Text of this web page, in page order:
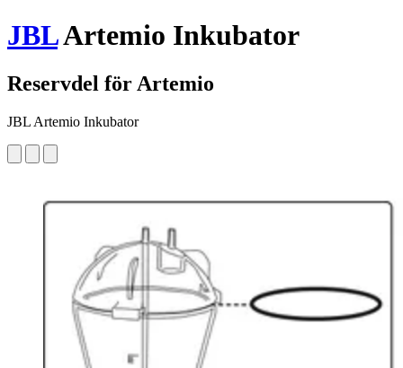
JBLArtemio Inkubator
Reservdel för Artemio
JBL Artemio Inkubator